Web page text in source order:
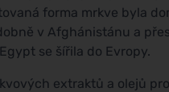
forma mrkve byla
v Afghánistánu a
se šířila do Evropy.
extraktů a olejů